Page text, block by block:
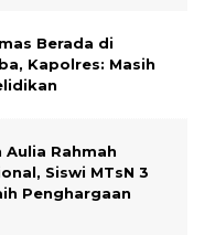
Berada di
Kapolres: Masih
Aulia Rahmah
Siswi MTsN 3
Penghargaan